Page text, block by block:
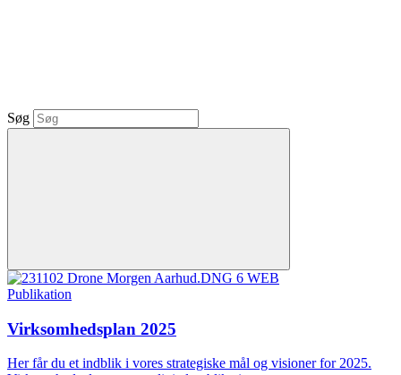
Søg
Publikation
Virksomhedsplan 2025
Her får du et indblik i vores strategiske mål og visioner for 2025.